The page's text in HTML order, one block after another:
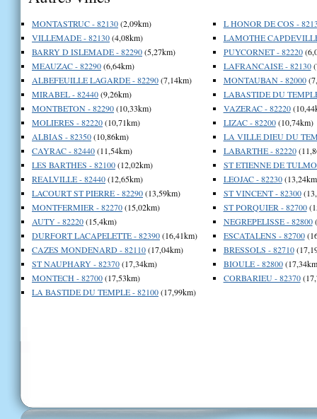
MONTASTRUC - 82130(2,09km)
VILLEMADE - 82130(4,08km)
BARRY D ISLEMADE - 82290(5,27km)
MEAUZAC - 82290(6,64km)
ALBEFEUILLE LAGARDE - 82290(7,14km)
MIRABEL - 82440(9,26km)
MONTBETON - 82290(10,33km)
MOLIERES - 82220(10,71km)
ALBIAS - 82350(10,86km)
CAYRAC - 82440(11,54km)
LES BARTHES - 82100(12,02km)
REALVILLE - 82440(12,65km)
LACOURT ST PIERRE - 82290(13,59km)
MONTFERMIER - 82270(15,02km)
AUTY - 82220(15,4km)
DURFORT LACAPELETTE - 82390(16,41km)
CAZES MONDENARD - 82110(17,04km)
ST NAUPHARY - 82370(17,34km)
MONTECH - 82700(17,53km)
LA BASTIDE DU TEMPLE - 82100(17,99km)
L HONOR DE COS -
LAMOTHE
PUYCORNET - 82220
LAFRANCAISE - 82130
MONTAUBAN - 82000
LABASTIDE DU
VAZERAC - 82220
LIZAC - 82200(10,74km)
LA VILLE DIEU DU
LABARTHE - 82220
ST ETIENNE DE
LEOJAC - 82230
ST VINCENT - 82300
ST PORQUIER - 82700
NEGREPELISSE - 82800
ESCATALENS - 82700
BRESSOLS - 82710
BIOULE - 82800
CORBARIEU - 82370